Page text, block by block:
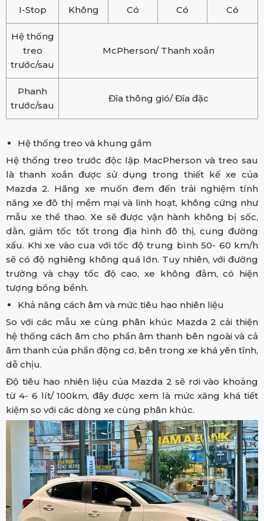
I-Stop Không Có Có Có
Hệ thống
treo
trước/sau
McPherson/ Thanh xoắn
Phanh
trước/sau
Đĩa thông gió/ Đĩa đặc
Hệ thống treo và khung gầm
Hệ thống treo trước độc lập MacPherson và treo sau
là thanh xoắn được sử dụng trong thiết kế xe của
Mazda 2. Hãng xe muốn đem đến trải nghiệm tính
năng xe đô thị mềm mại và linh hoạt, không cứng như
mẫu xe thể thao. Xe sẽ được vận hành không bị sốc,
dằn, giảm tốc tốt trong địa hình đô thị, cung đường
xấu. Khi xe vào cua với tốc độ trung bình 50- 60 km/h
sẽ có độ nghiêng không quá lớn. Tuy nhiên, với đường
trường và chạy tốc độ cao, xe không đằm, có hiện
tượng bồng bềnh.
Khả năng cách âm và mức tiêu hao nhiên liệu
So với các mẫu xe cùng phân khúc Mazda 2 cải thiện
hệ thống cách âm cho phần âm thanh bên ngoài và cả
âm thanh của phần động cơ, bên trong xe khá yên tĩnh,
dễ chịu.
Độ tiêu hao nhiên liệu của Mazda 2 sẽ rơi vào khoảng
từ 4- 6 lít/ 100km, đây được xem là mức xăng khá tiết
kiệm so với các dòng xe cùng phân khúc.